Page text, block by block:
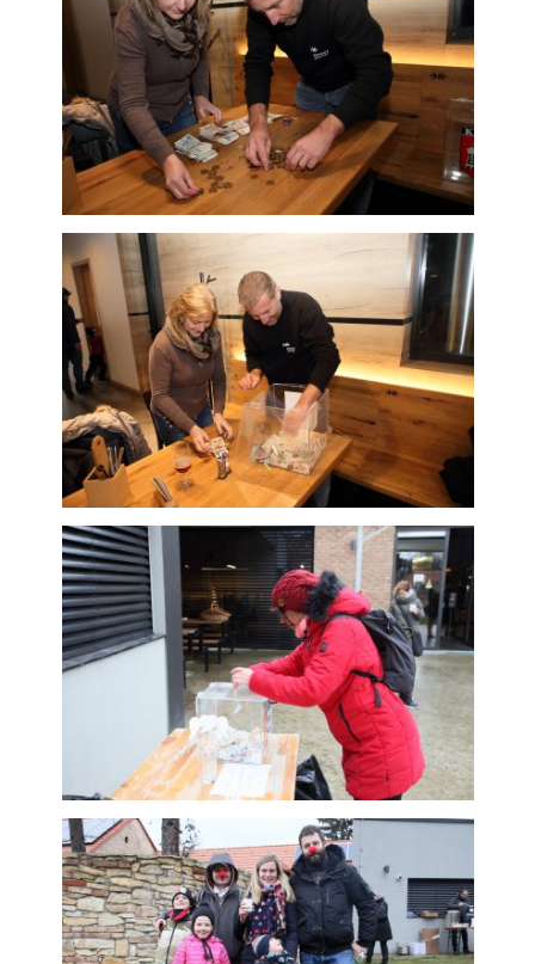
používání
analytických
cookies ve
vztahu k Vaší
návštěvě,
ztrácíme
možnost
analýzy
výkonu a
opatření.
Personalizované
soubory cookie
Používáme rovněž
soubory cookie a
další technologie,
abychom
přizpůsobili naše
webové stránky
potřebám a
zájmům našich
návštěvníků.
Reklamní cookies
Reklamní cookies
používáme my
nebo naši partneři,
abychom Vám
vhodné obsahy
nebo reklamy jak
na našich
stránkách, tak na
stránkách třetích
subjektů. Díky tomu